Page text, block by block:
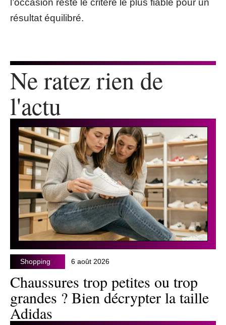
résultat équilibré.
Ne ratez rien de
l'actu
Shopping 6 août 2026
Chaussures trop petites ou trop
grandes ? Bien décrypter la taille
Adidas